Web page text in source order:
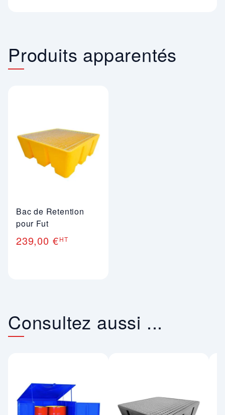
Produits apparentés
Bac de Retention
pour Fut
239,00 €HT
Consultez aussi ...